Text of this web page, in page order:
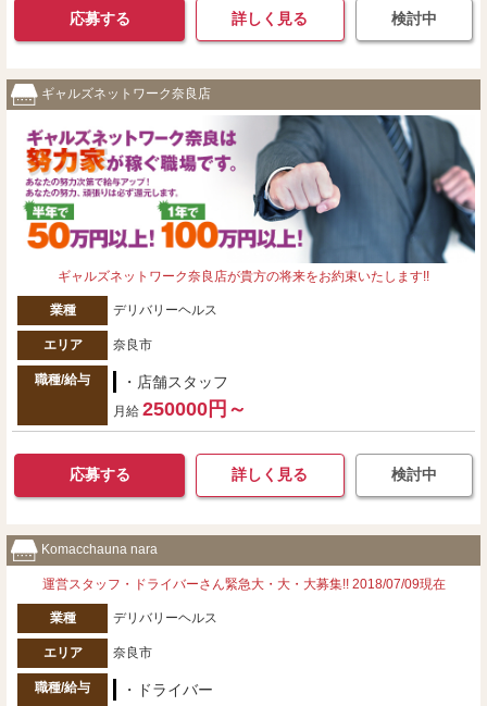
応募する 詳しく見る 検討中
ギャルズネットワーク奈良店
ギャルズネットワーク奈良店が貴方の将来をお約束いたします!!
業種 デリバリーヘルス
エリア 奈良市
職種/給与 ・店舗スタッフ
月給 250000円～
応募する 詳しく見る 検討中
Komacchauna nara
運営スタッフ・ドライバーさん緊急大・大・大募集!! 2018/07/09現在
業種 デリバリーヘルス
エリア 奈良市
職種/給与 ・ドライバー